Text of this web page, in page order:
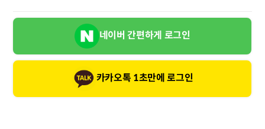
네이버 간편하게 로그인
카카오톡 1초만에 로그인